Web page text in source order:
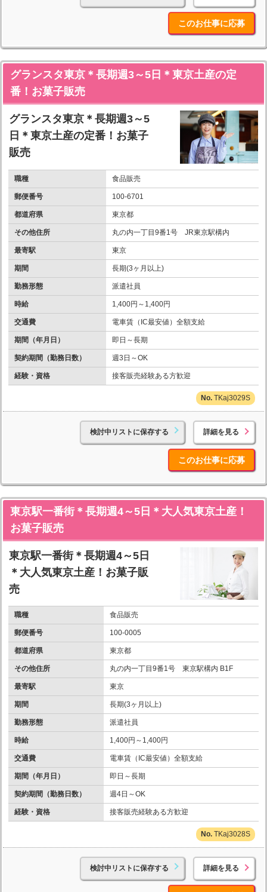
このお仕事に応募
グランスタ東京＊長期週3～5日＊東京土産の定
番！お菓子販売
グランスタ東京＊長期週3～5
日＊東京土産の定番！お菓子
販売
職種 食品販売
郵便番号 100-6701
都道府県 東京都
その他住所 丸の内一丁目9番1号 JR東京駅構内
最寄駅 東京
期間 長期(3ヶ月以上)
勤務形態 派遣社員
時給 1,400円～1,400円
交通費 電車賃（IC最安値）全額支給
期間（年月日） 即日～長期
契約期間（勤務日数） 週3日～OK
経験・資格 接客販売経験ある方歓迎
TKaj3029S
検討中リストに保存する 詳細を見る
このお仕事に応募
東京駅一番街＊長期週4～5日＊大人気東京土産！
お菓子販売
東京駅一番街＊長期週4～5日
＊大人気東京土産！お菓子販
売
職種 食品販売
郵便番号 100-0005
都道府県 東京都
その他住所 丸の内一丁目9番1号 東京駅構内 B1F
最寄駅 東京
期間 長期(3ヶ月以上)
勤務形態 派遣社員
時給 1,400円～1,400円
交通費 電車賃（IC最安値）全額支給
期間（年月日） 即日～長期
契約期間（勤務日数） 週4日～OK
経験・資格 接客販売経験ある方歓迎
TKaj3028S
検討中リストに保存する 詳細を見る